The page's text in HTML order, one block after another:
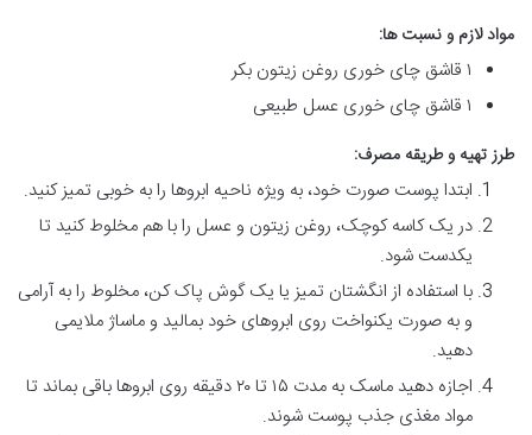
مواد لازم و نسبت ها:
۱ قاشق چای خوری روغن زیتون بکر
۱ قاشق چای خوری عسل طبیعی
طرز تهیه و طریقه مصرف:
ابتدا پوست صورت خود، به ویژه ناحیه ابروها را به خوبی تمیز کنید.
در یک کاسه کوچک، روغن زیتون و عسل را با هم مخلوط کنید تا
یکدست شود.
با استفاده از انگشتان تمیز یا یک گوش پاک کن، مخلوط را به آرامی
و به صورت یکنواخت روی ابروهای خود بمالید و ماساژ ملایمی
دهید.
اجازه دهید ماسک به مدت ۱۵ تا ۲۰ دقیقه روی ابروها باقی بماند تا
مواد مغذی جذب پوست شوند.